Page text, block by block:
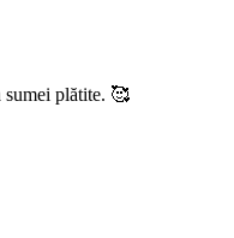
sumei plătite. 🥰